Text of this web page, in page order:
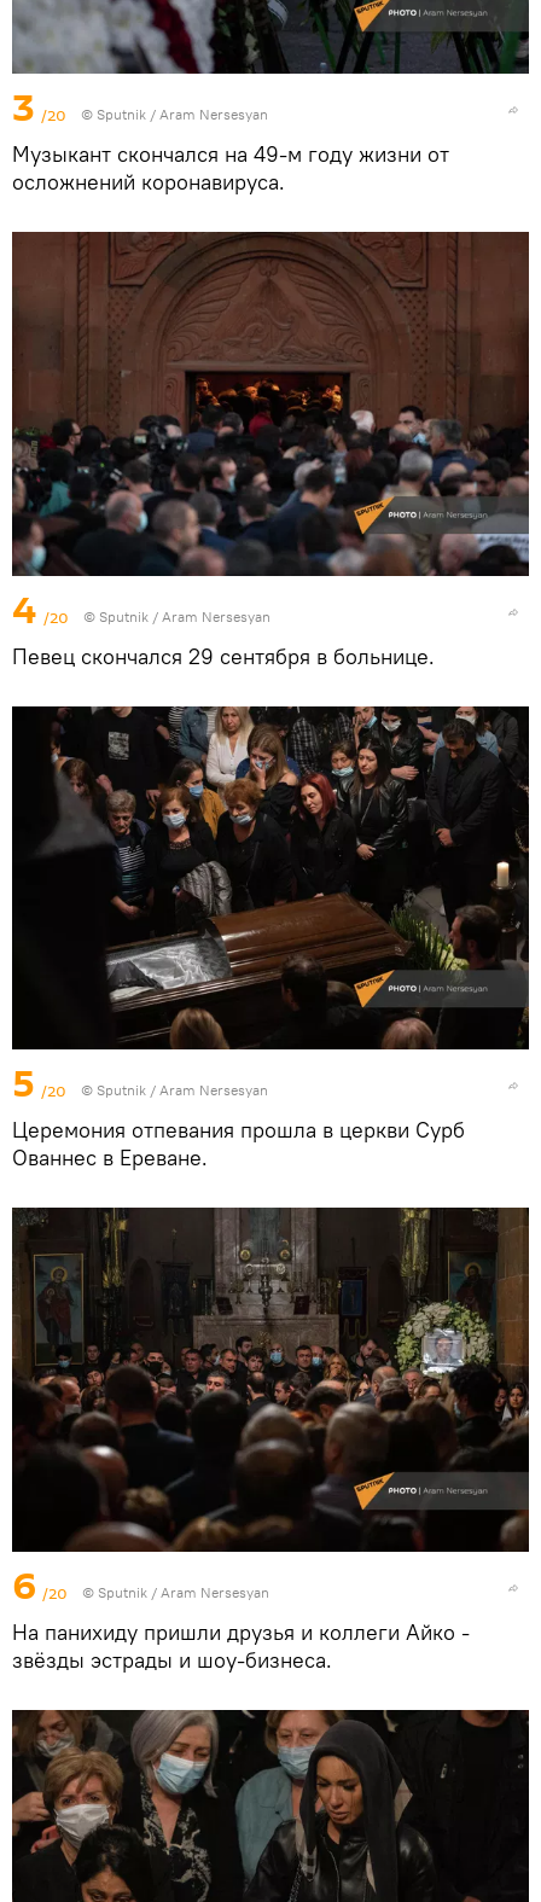
3 /20 © Sputnik / Aram Nersesyan
Музыкант скончался на 49-м году жизни от
осложнений коронавируса.
4 /20 © Sputnik / Aram Nersesyan
Певец скончался 29 сентября в больнице.
5 /20 © Sputnik / Aram Nersesyan
Церемония отпевания прошла в церкви Сурб
Ованнес в Ереване.
6 /20 © Sputnik / Aram Nersesyan
На панихиду пришли друзья и коллеги Айко -
звёзды эстрады и шоу-бизнеса.